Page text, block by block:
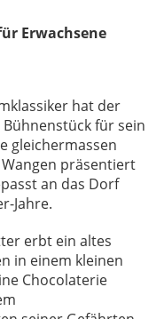
Erwachsene
hat der
für sein
gleichermassen
präsentiert
an das Dorf
Jahre.
erbt ein altes
in einem kleinen
Chocolaterie